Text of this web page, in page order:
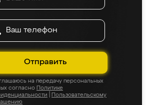
Отправить
на передачу персональных
согласно Политике
Пользовательскому